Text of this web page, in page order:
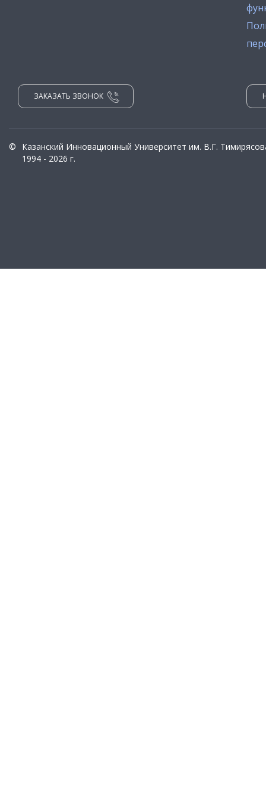
ЗАКАЗАТЬ ЗВОНОК
©
Казанский Инновационный Университет им. В.Г.
1994 - 2026 г.